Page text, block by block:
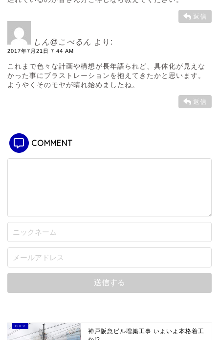
返信
しん@こべるん より:
2017年7月21日 7:44 AM
これまで色々な計画や構想が長年語られど、具体化が見えな
かった事にブラストレーションを抱えてきたかと思います。
ようやくそのモヤが晴れ始めましたね。
返信
COMMENT
神戸阪急ビル増築工事 いよいよ本格着工